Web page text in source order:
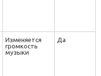
Изменяется
громкость
музыки
Да